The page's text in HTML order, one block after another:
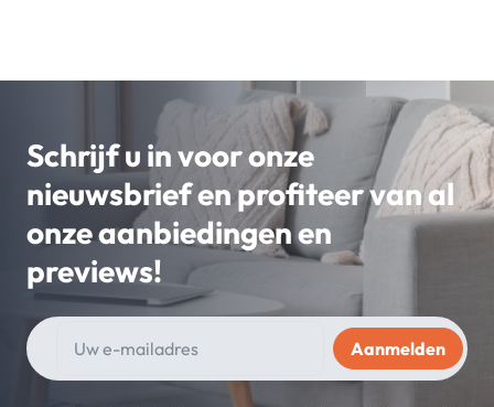
Schrijf u in voor onze
nieuwsbrief en profiteer van al
onze aanbiedingen en
previews!